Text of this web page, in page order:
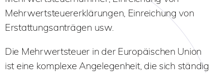
Mehrwertsteuererklärungen, Einreichung von
Erstattungsanträgen usw.
Die Mehrwertsteuer in der Europäischen Union
ist eine komplexe Angelegenheit, die sich ständig